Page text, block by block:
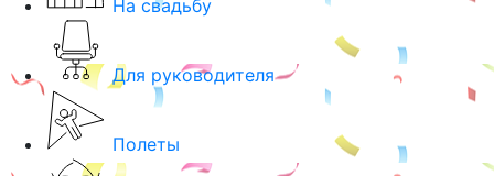
На свадьбу
Для руководителя
Полеты